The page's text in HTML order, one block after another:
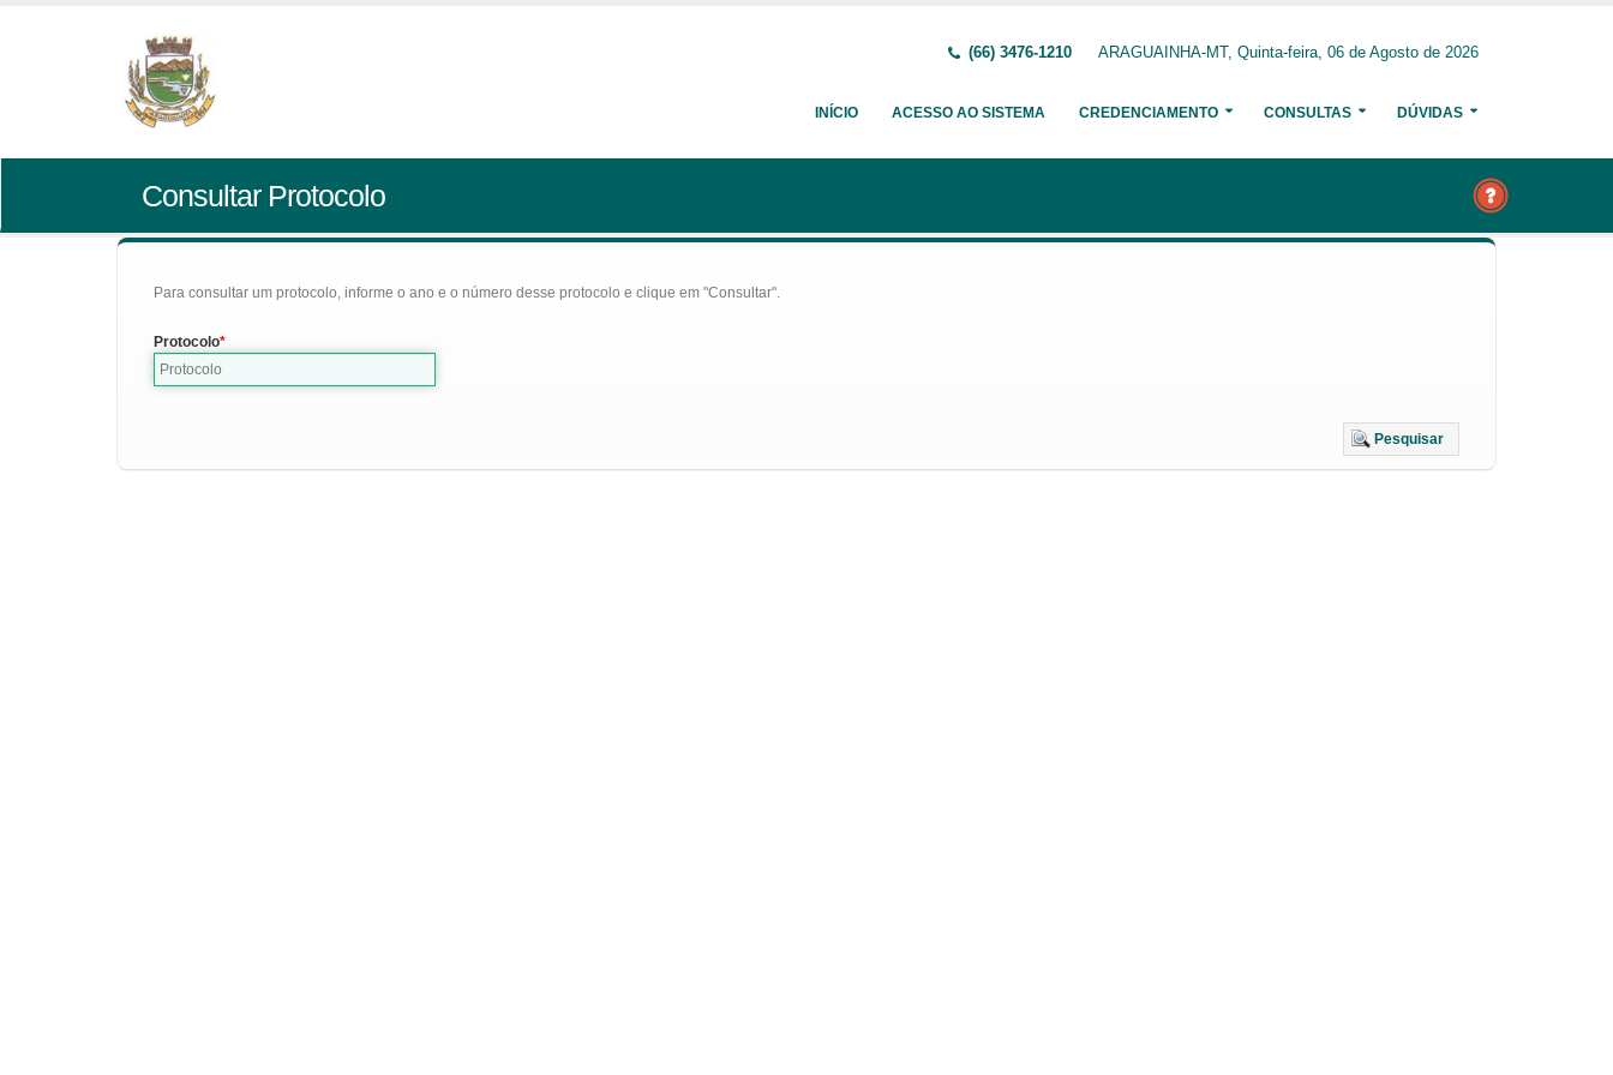
(66) 3476-1210 ARAGUAINHA-MT, Quinta-feira, 06 de Agosto de 2026
INÍCIO ACESSO AO SISTEMA CREDENCIAMENTO CONSULTAS DÚVIDAS
Consultar Protocolo
Para consultar um protocolo, informe o ano e o número desse protocolo e clique em "Consultar".
Protocolo
Pesquisar